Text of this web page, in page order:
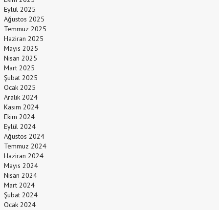
Eylül 2025
Ağustos 2025
Temmuz 2025
Haziran 2025
Mayıs 2025
Nisan 2025
Mart 2025
Şubat 2025
Ocak 2025
Aralık 2024
Kasım 2024
Ekim 2024
Eylül 2024
Ağustos 2024
Temmuz 2024
Haziran 2024
Mayıs 2024
Nisan 2024
Mart 2024
Şubat 2024
Ocak 2024